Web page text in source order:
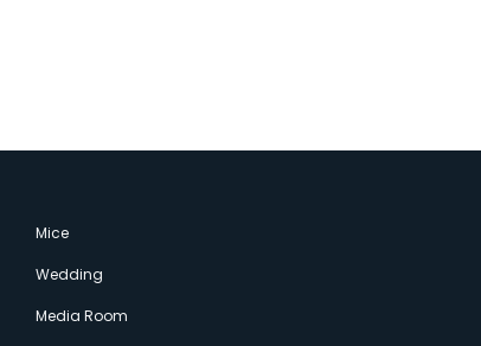
Mice
Wedding
Media Room